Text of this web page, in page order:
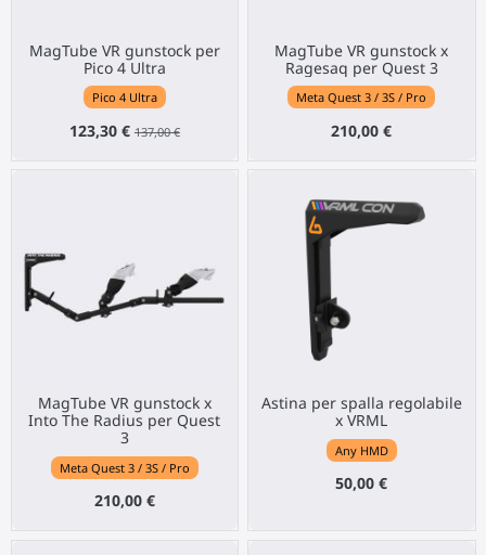
MagTube VR gunstock per
Pico 4 Ultra
Pico 4 Ultra
123,30 € 137,00 €
MagTube VR gunstock x
Ragesaq per Quest 3
Meta Quest 3 / 3S / Pro
210,00 €
MagTube VR gunstock x
Into The Radius per Quest
3
Meta Quest 3 / 3S / Pro
210,00 €
Astina per spalla regolabile
x VRML
Any HMD
50,00 €